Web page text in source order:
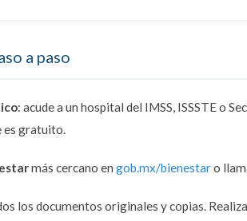
a paso
: acude a un hospital del IMSS, ISSSTE o
es gratuito.
más cercano en gob.mx/bienestaro
los documentos originales y copias.